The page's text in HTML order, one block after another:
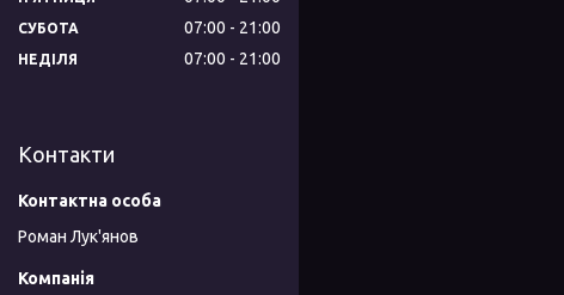
СУБОТА 07:00 21:00
НЕДІЛЯ 07:00 21:00
Контакти
Роман Лук'янов